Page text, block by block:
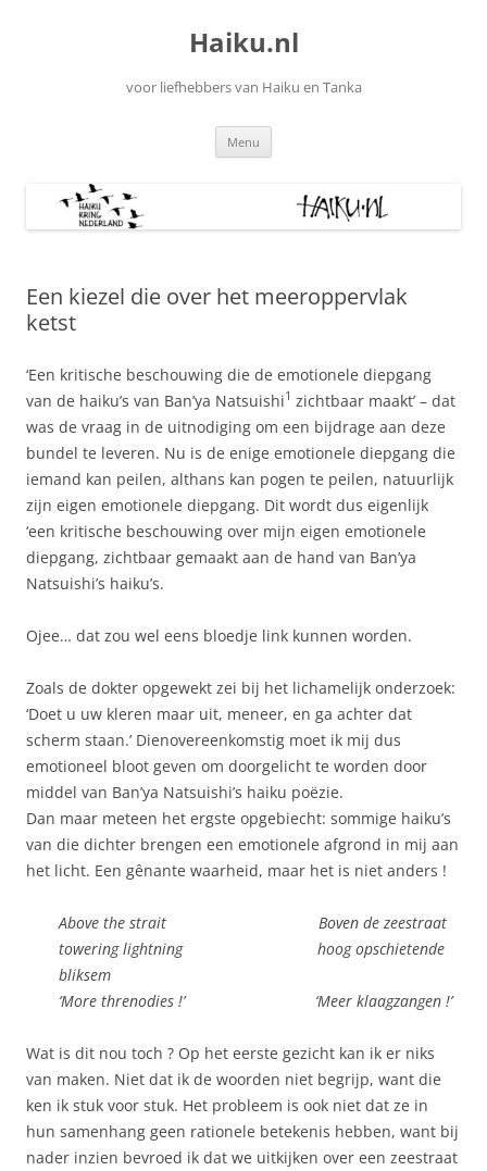
Haiku.nl
voor liefhebbers van Haiku en Tanka
Menu
Een kiezel die over het meeroppervlak
ketst
‘Een kritische beschouwing die de emotionele diepgang
van de haiku’s van Ban’ya Natsuishi1 zichtbaar maakt’ – dat
was de vraag in de uitnodiging om een bijdrage aan deze
bundel te leveren. Nu is de enige emotionele diepgang die
iemand kan peilen, althans kan pogen te peilen, natuurlijk
zijn eigen emotionele diepgang. Dit wordt dus eigenlijk
‘een kritische beschouwing over mijn eigen emotionele
diepgang, zichtbaar gemaakt aan de hand van Ban’ya
Natsuishi’s haiku’s.
Ojee… dat zou wel eens bloedje link kunnen worden.
Zoals de dokter opgewekt zei bij het lichamelijk onderzoek:
‘Doet u uw kleren maar uit, meneer, en ga achter dat
scherm staan.’ Dienovereenkomstig moet ik mij dus
emotioneel bloot geven om doorgelicht te worden door
middel van Ban’ya Natsuishi’s haiku poëzie.
Dan maar meteen het ergste opgebiecht: sommige haiku’s
van die dichter brengen een emotionele afgrond in mij aan
het licht. Een gênante waarheid, maar het is niet anders !
Above the strait Boven de zeestraat
towering lightning hoog opschietende
bliksem
‘More threnodies !’ ‘Meer klaagzangen !’
Wat is dit nou toch ? Op het eerste gezicht kan ik er niks
van maken. Niet dat ik de woorden niet begrijp, want die
ken ik stuk voor stuk. Het probleem is ook niet dat ze in
hun samenhang geen rationele betekenis hebben, want bij
nader inzien bevroed ik dat we uitkijken over een zeestraat